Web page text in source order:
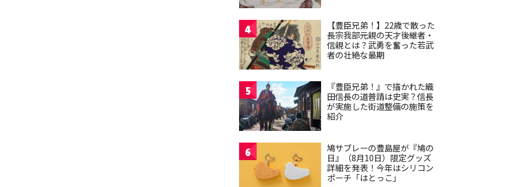
4
【豊臣兄弟！】22歳で散った
長宗我部元親の天才後継者・
信親とは？武勇を奮った若武
者の壮絶な最期
5
『豊臣兄弟！』で描かれた織
田信長の道普請は史実？信長
が実施した街道整備の施策を
紹介
6
鳩サブレーの豊島屋が『鳩の
日』（8月10日）限定グッズ
詳細を発表！今年はシリコン
ポーチ「はとっこ」